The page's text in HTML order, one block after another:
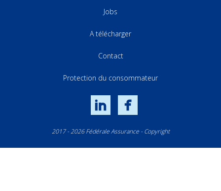
Jobs
A télécharger
Contact
Protection du consommateur
LinkedIn
2017 - 2026 Fédérale Assurance - Copyright